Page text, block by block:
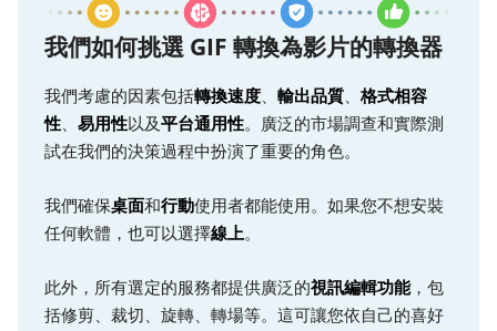
我們如何挑選 GIF 轉換為影片的轉換器
我們考慮的因素包括轉換速度、 輸出品質、 格式相容
性、 易用性以及平台通用性。廣泛的市場調查和實際測
試在我們的決策過程中扮演了重要的角色。
我們確保桌面和行動使用者都能使用。如果您不想安裝
任何軟體，也可以選擇線上。
此外，所有選定的服務都提供廣泛的視訊編輯功能，包
括修剪、裁切、旋轉、轉場等。這可讓您依自己的喜好